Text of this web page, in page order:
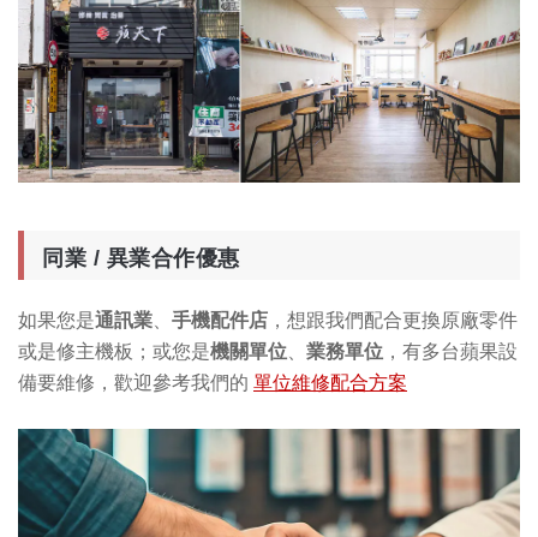
同業 / 異業合作優惠
如果您是通訊業、 手機配件店 ，想跟我們配合更換原廠零件
或是修主機板；或您是機關單位、 業務單位 ，有多台蘋果設
備要維修，歡迎參考我們的 單位維修配合方案